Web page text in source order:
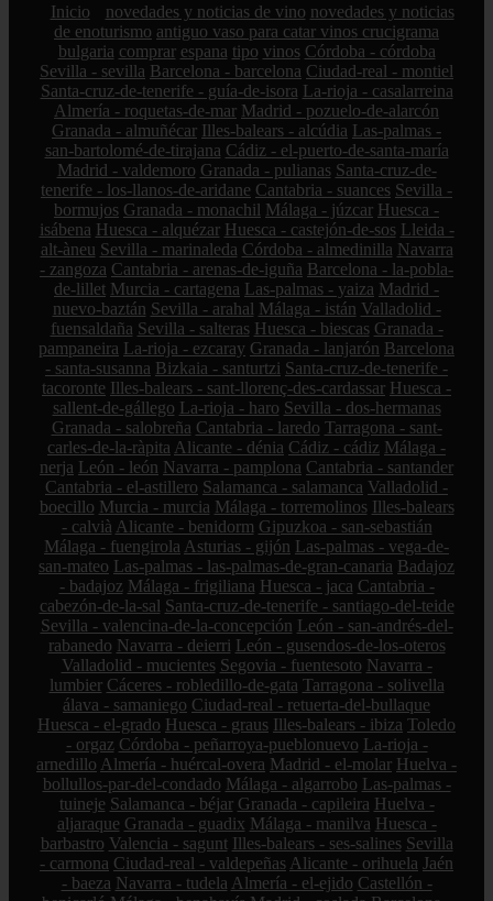
Inicio novedades y noticias de vino novedades y noticias
de enoturismo antiguo vaso para catar vinos crucigrama
bulgaria comprar espana tipo vinos Córdoba - córdoba
Sevilla - sevilla Barcelona - barcelona Ciudad-real - montiel
Santa-cruz-de-tenerife - guía-de-isora La-rioja - casalarreina
Almería - roquetas-de-mar Madrid - pozuelo-de-alarcón
Granada - almuñécar Illes-balears - alcúdia Las-palmas -
san-bartolomé-de-tirajana Cádiz - el-puerto-de-santa-maría
Madrid - valdemoro Granada - pulianas Santa-cruz-de-
tenerife - los-llanos-de-aridane Cantabria - suances Sevilla -
bormujos Granada - monachil Málaga - júzcar Huesca -
isábena Huesca - alquézar Huesca - castejón-de-sos Lleida -
alt-àneu Sevilla - marinaleda Córdoba - almedinilla Navarra
- zangoza Cantabria - arenas-de-iguña Barcelona - la-pobla-
de-lillet Murcia - cartagena Las-palmas - yaiza Madrid -
nuevo-baztán Sevilla - arahal Málaga - istán Valladolid -
fuensaldaña Sevilla - salteras Huesca - biescas Granada -
pampaneira La-rioja - ezcaray Granada - lanjarón Barcelona
- santa-susanna Bizkaia - santurtzi Santa-cruz-de-tenerife -
tacoronte Illes-balears - sant-llorenç-des-cardassar Huesca -
sallent-de-gállego La-rioja - haro Sevilla - dos-hermanas
Granada - salobreña Cantabria - laredo Tarragona - sant-
carles-de-la-ràpita Alicante - dénia Cádiz - cádiz Málaga -
nerja León - león Navarra - pamplona Cantabria - santander
Cantabria - el-astillero Salamanca - salamanca Valladolid -
boecillo Murcia - murcia Málaga - torremolinos Illes-balears
- calvià Alicante - benidorm Gipuzkoa - san-sebastián
Málaga - fuengirola Asturias - gijón Las-palmas - vega-de-
san-mateo Las-palmas - las-palmas-de-gran-canaria Badajoz
- badajoz Málaga - frigiliana Huesca - jaca Cantabria -
cabezón-de-la-sal Santa-cruz-de-tenerife - santiago-del-teide
Sevilla - valencina-de-la-concepción León - san-andrés-del-
rabanedo Navarra - deierri León - gusendos-de-los-oteros
Valladolid - mucientes Segovia - fuentesoto Navarra -
lumbier Cáceres - robledillo-de-gata Tarragona - solivella
álava - samaniego Ciudad-real - retuerta-del-bullaque
Huesca - el-grado Huesca - graus Illes-balears - ibiza Toledo
- orgaz Córdoba - peñarroya-pueblonuevo La-rioja -
arnedillo Almería - huércal-overa Madrid - el-molar Huelva -
bollullos-par-del-condado Málaga - algarrobo Las-palmas -
tuineje Salamanca - béjar Granada - capileira Huelva -
aljaraque Granada - guadix Málaga - manilva Huesca -
barbastro Valencia - sagunt Illes-balears - ses-salines Sevilla
- carmona Ciudad-real - valdepeñas Alicante - orihuela Jaén
- baeza Navarra - tudela Almería - el-ejido Castellón -